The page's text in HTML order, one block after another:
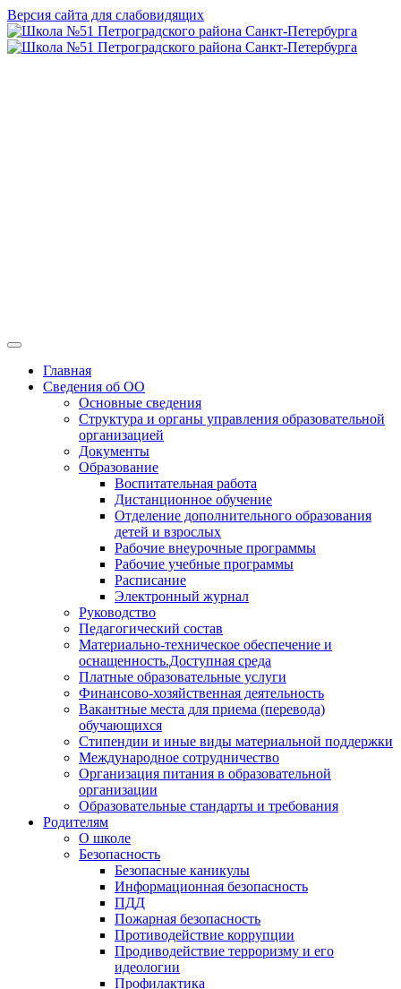
Версия сайта для слабовидящих
Главная
Сведения об ОО
Основные сведения
Структура и органы управления образовательной
организацией
Документы
Образование
Воспитательная работа
Дистанционное обучение
Отделение дополнительного образования
детей и взрослых
Рабочие внеурочные программы
Рабочие учебные программы
Расписание
Электронный журнал
Руководство
Педагогический состав
Материально-техническое обеспечение и
оснащенность.Доступная среда
Платные образовательные услуги
Финансово-хозяйственная деятельность
Вакантные места для приема (перевода)
обучающихся
Стипендии и иные виды материальной поддержки
Международное сотрудничество
Организация питания в образовательной
организации
Образовательные стандарты и требования
Родителям
О школе
Безопасность
Безопасные каникулы
Информационная безопасность
ПДД
Пожарная безопасность
Противодействие коррупции
Продиводействие терроризму и его
идеологии
Профилактика